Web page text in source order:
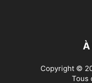
À
Copyright ©
Tous